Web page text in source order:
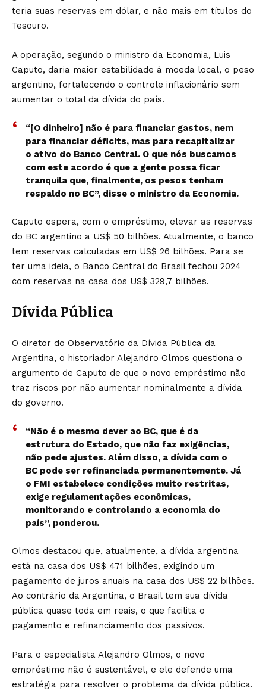
teria suas reservas em dólar, e não mais em títulos do
Tesouro.
A operação, segundo o ministro da Economia, Luis
Caputo, daria maior estabilidade à moeda local, o peso
argentino, fortalecendo o controle inflacionário sem
aumentar o total da dívida do país.
“[O dinheiro] não é para financiar gastos, nem
para financiar déficits, mas para recapitalizar
o ativo do Banco Central. O que nós buscamos
com este acordo é que a gente possa ficar
tranquila que, finalmente, os pesos tenham
respaldo no BC”, disse o ministro da Economia.
Caputo espera, com o empréstimo, elevar as reservas
do BC argentino a US$ 50 bilhões. Atualmente, o banco
tem reservas calculadas em US$ 26 bilhões. Para se
ter uma ideia, o Banco Central do Brasil fechou 2024
com reservas na casa dos US$ 329,7 bilhões.
Dívida Pública
O diretor do Observatório da Dívida Pública da
Argentina, o historiador Alejandro Olmos questiona o
argumento de Caputo de que o novo empréstimo não
traz riscos por não aumentar nominalmente a dívida
do governo.
“Não é o mesmo dever ao BC, que é da
estrutura do Estado, que não faz exigências,
não pede ajustes. Além disso, a dívida com o
BC pode ser refinanciada permanentemente. Já
o FMI estabelece condições muito restritas,
exige regulamentações econômicas,
monitorando e controlando a economia do
país”, ponderou.
Olmos destacou que, atualmente, a dívida argentina
está na casa dos US$ 471 bilhões, exigindo um
pagamento de juros anuais na casa dos US$ 22 bilhões.
Ao contrário da Argentina, o Brasil tem sua dívida
pública quase toda em reais, o que facilita o
pagamento e refinanciamento dos passivos.
Para o especialista Alejandro Olmos, o novo
empréstimo não é sustentável, e ele defende uma
estratégia para resolver o problema da dívida pública.